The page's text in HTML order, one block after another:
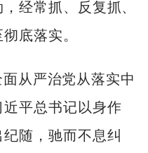
经常抓、反复抓、
底落实。
从严治党从落实中
平总书记以身作
随，驰而不息纠